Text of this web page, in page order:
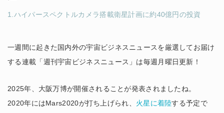
一週間に起きた国内外の宇宙ビジネスニュースを厳選してお届け
する連載「週刊宇宙ビジネスニュース」は毎週月曜日更新！
2025年、大阪万博が開催されることが発表されましたね。
2020年にはMars2020が打ち上げられ、 火星に着陸する予定で
1.ハイパースペクトルカメラ搭載衛星計画に約40億円の投資